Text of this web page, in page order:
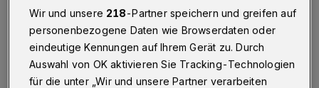
·
Ein bisschen Abwechselung auf dem
Teller? Zum vierten Mal verwandelt sich der
Hauptcampus Grifflenberg der Bergischen Universität
Wuppertal am Dienstag und Mittwoch (2. und 3. Juli
2019) in eine kulinarische Schlemmermeile.
Wir und unsere 218-Partner speichern und greifen auf
personenbezogene Daten wie Browserdaten oder
eindeutige Kennungen auf Ihrem Gerät zu. Durch
Auswahl von OK aktivieren Sie Tracking-Technologien
für die unter „Wir und unsere Partner verarbeiten